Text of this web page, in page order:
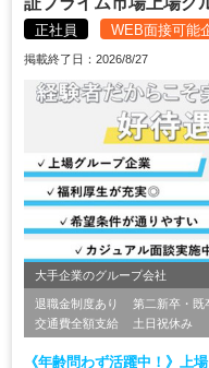
正社員 WEB面接可能
掲載終了日：2026/8/27
大手企業のグループ会社
退職金制度あり 第二新卒・既
交通費全額支給
土日祝休み
《年齢問わず活躍中！》上